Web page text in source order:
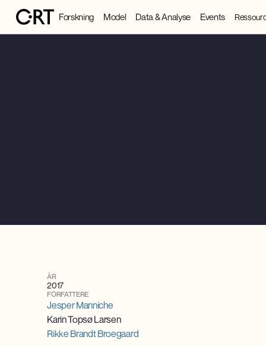
Forskning Model Data & Analyse Events
ÅR
2017
FORFATTERE
Jesper Manniche
Karin Topsø Larsen
Rikke Brandt Broegaard